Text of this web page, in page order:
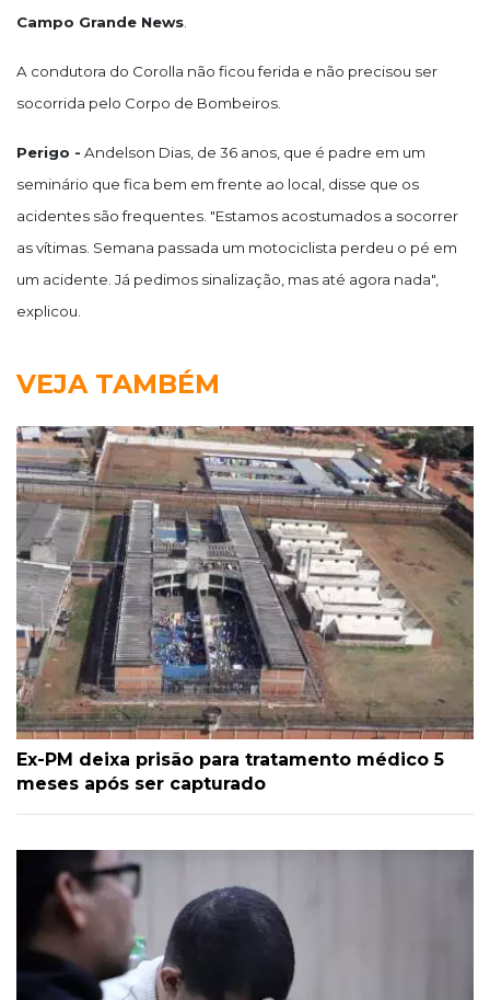
Campo Grande News
A condutora do Corolla não ficou ferida e não precisou ser
socorrida pelo Corpo de Bombeiros.
Perigo - Andelson Dias, de 36 anos, que é padre em um
seminário que fica bem em frente ao local, disse que os
acidentes são frequentes. "Estamos acostumados a socorrer
as vítimas. Semana passada um motociclista perdeu o pé em
um acidente. Já pedimos sinalização, mas até agora nada",
explicou.
VEJA TAMBÉM
Ex-PM deixa prisão para tratamento médico 5
meses após ser capturado